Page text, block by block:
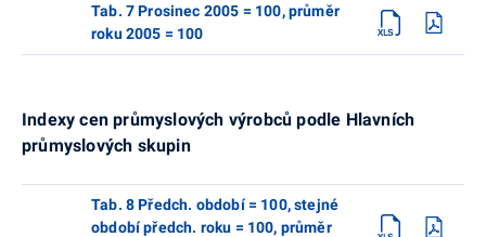
Tab. 7 Prosinec 2005 = 100, průměr
roku 2005 = 100
Indexy cen průmyslových výrobců podle Hlavních
průmyslových skupin
Tab. 8 Předch. období = 100, stejné
období předch. roku = 100, průměr